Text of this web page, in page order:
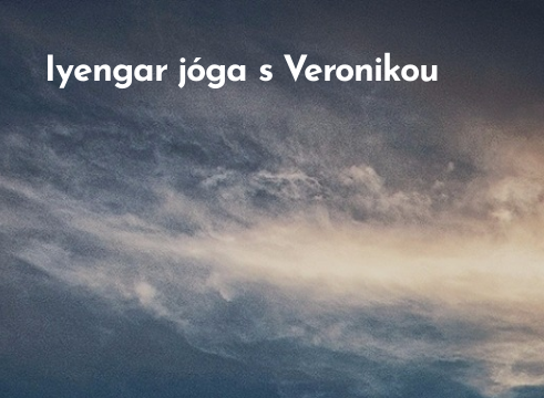
Iyengar jóga s Veronikou